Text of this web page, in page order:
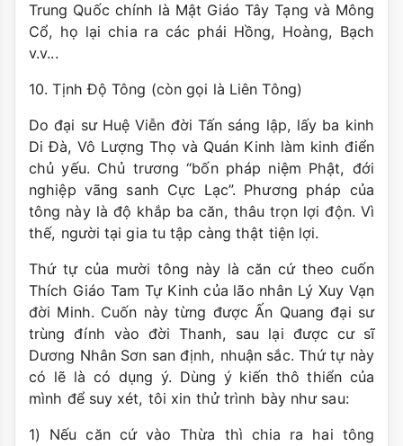
Trung Quốc chính là Mật Giáo Tây Tạng và Mông
Cổ, họ lại chia ra các phái Hồng, Hoàng, Bạch
v.v...
10. Tịnh Ðộ Tông (còn gọi là Liên Tông)
Do đại sư Huệ Viễn đời Tấn sáng lập, lấy ba kinh
Di Ðà, Vô Lượng Thọ và Quán Kinh làm kinh điển
chủ yếu. Chủ trương “bốn pháp niệm Phật, đới
nghiệp vãng sanh Cực Lạc”. Phương pháp của
tông này là độ khắp ba căn, thâu trọn lợi độn. Vì
thế, người tại gia tu tập càng thật tiện lợi.
Thứ tự của mười tông này là căn cứ theo cuốn
Thích Giáo Tam Tự Kinh của lão nhân Lý Xuy Vạn
đời Minh. Cuốn này từng được Ấn Quang đại sư
trùng đính vào đời Thanh, sau lại được cư sĩ
Dương Nhân Sơn san định, nhuận sắc. Thứ tự này
có lẽ là có dụng ý. Dùng ý kiến thô thiển của
mình để suy xét, tôi xin thử trình bày như sau:
1) Nếu căn cứ vào Thừa thì chia ra hai tông